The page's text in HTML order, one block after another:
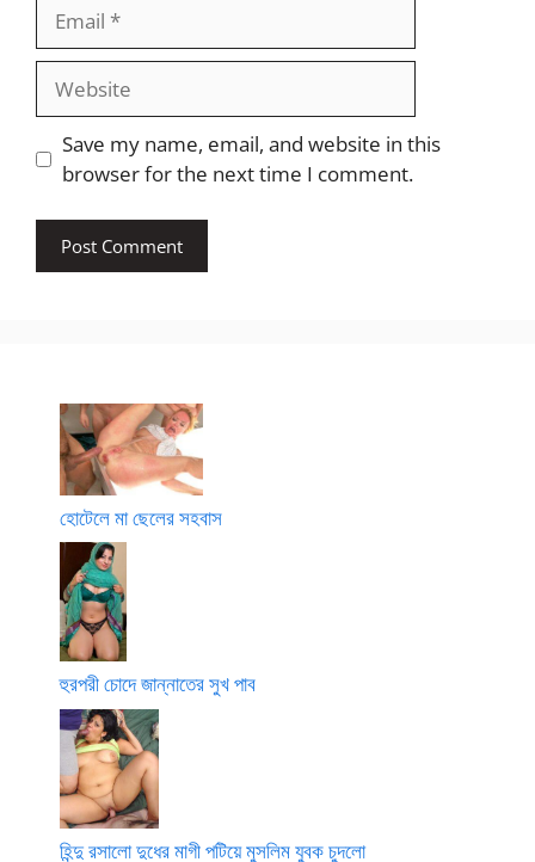
Website
Save my name, email, and website in this
browser for the next time I comment.
হোটেলে মা ছেলের সহবাস
হুরপরী চোদে জান্নাতের সুখ পাব
হিন্দু রসালো দুধের মাগী পটিয়ে মুসলিম যুবক চুদলো